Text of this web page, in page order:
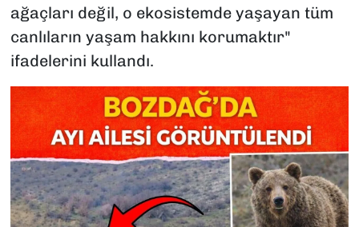
ağaçları değil, o ekosistemde yaşayan tüm
canlıların yaşam hakkını korumaktır"
ifadelerini kullandı.